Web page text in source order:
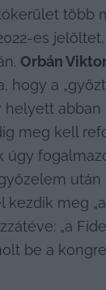
több
es
Orbán
hogy a
helyett abban
meg kell
úgy
után
kezdik meg
„a
be a